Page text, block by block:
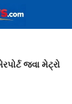
જવા મેટ્રો